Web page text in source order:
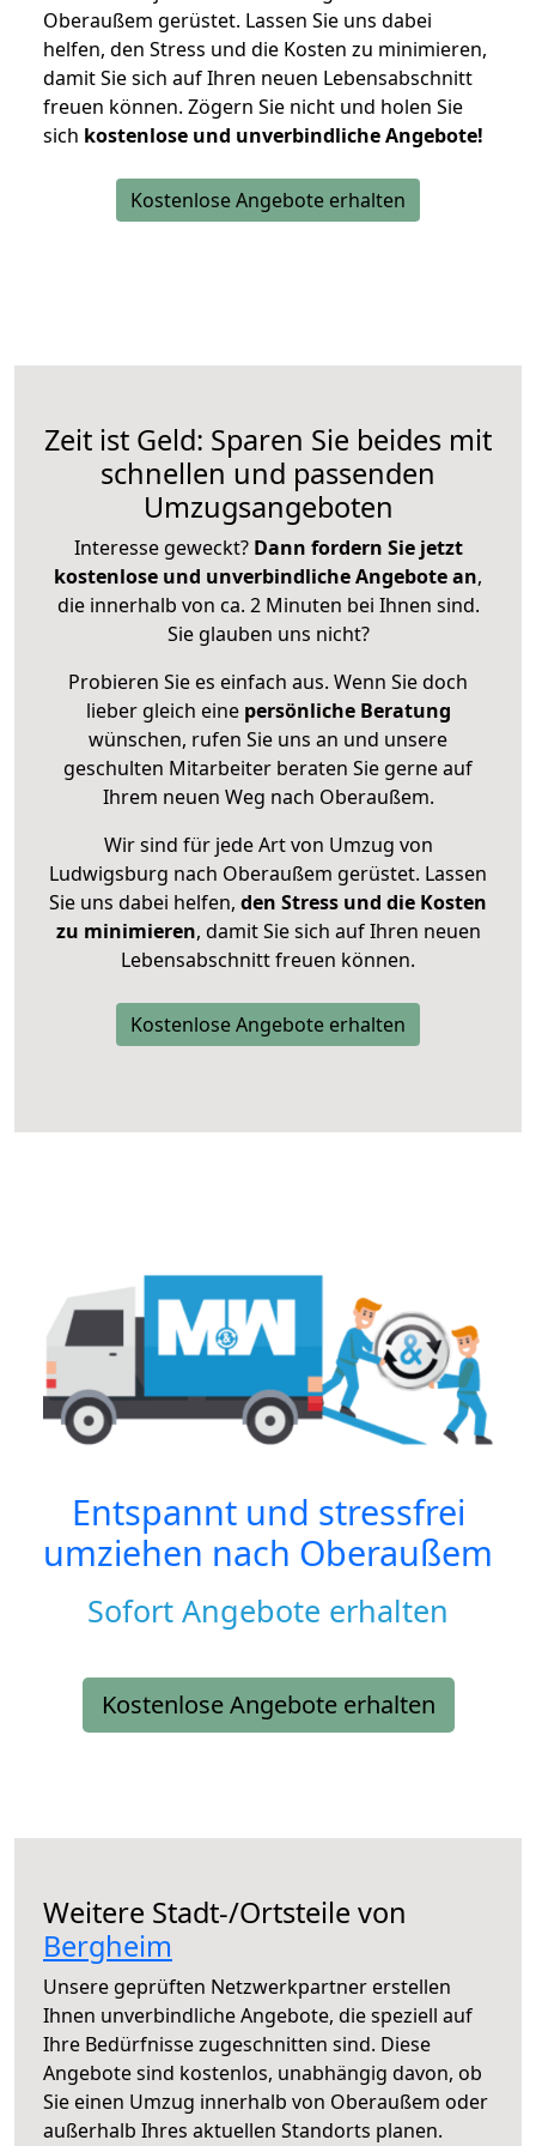
Oberaußem gerüstet. Lassen Sie uns dabei
helfen, den Stress und die Kosten zu minimieren,
damit Sie sich auf Ihren neuen Lebensabschnitt
freuen können. Zögern Sie nicht und holen Sie
sich kostenlose und unverbindliche Angebote!
Kostenlose Angebote erhalten
Zeit ist Geld: Sparen Sie beides mit
schnellen und passenden
Umzugsangeboten
Interesse geweckt? Dann fordern Sie jetzt
kostenlose und unverbindliche Angebote an,
die innerhalb von ca. 2 Minuten bei Ihnen sind.
Sie glauben uns nicht?
Probieren Sie es einfach aus. Wenn Sie doch
lieber gleich eine persönliche Beratung
wünschen, rufen Sie uns an und unsere
geschulten Mitarbeiter beraten Sie gerne auf
Ihrem neuen Weg nach Oberaußem.
Wir sind für jede Art von Umzug von
Ludwigsburg nach Oberaußem gerüstet. Lassen
Sie uns dabei helfen, den Stress und die Kosten
zu minimieren, damit Sie sich auf Ihren neuen
Lebensabschnitt freuen können.
Kostenlose Angebote erhalten
Entspannt und stressfrei
umziehen nach Oberaußem
Sofort Angebote erhalten
Kostenlose Angebote erhalten
Weitere Stadt-/Ortsteile von
Bergheim
Unsere geprüften Netzwerkpartner erstellen
Ihnen unverbindliche Angebote, die speziell auf
Ihre Bedürfnisse zugeschnitten sind. Diese
Angebote sind kostenlos, unabhängig davon, ob
Sie einen Umzug innerhalb von Oberaußem oder
außerhalb Ihres aktuellen Standorts planen.